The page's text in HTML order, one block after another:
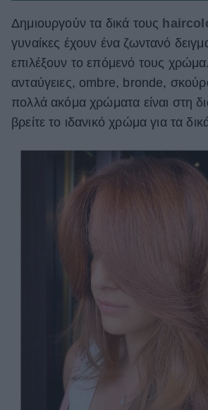
Δημιουργούν τα δικά τους
γυναίκες έχουν ένα ζωντανό
επιλέξουν το επόμενό τους
ανταύγειες, ombre, bronde,
πολλά ακόμα χρώματα είναι στη
βρείτε το ιδανικό χρώμα για τα